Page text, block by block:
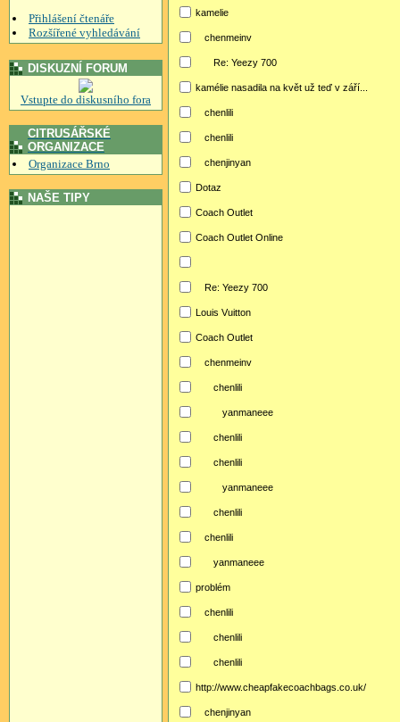
Přihlášení čtenáře
Rozšířené vyhledávání
DISKUZNÍ FORUM
Vstupte do diskusního fora
CITRUSÁŘSKÉ
ORGANIZACE
Organizace Brno
NAŠE TIPY
kamelie
chenmeinv
Re: Yeezy 700
kamélie nasadila na květ už teď v září...
chenlili
chenlili
chenjinyan
Dotaz
Coach Outlet
Coach Outlet Online
Re: Yeezy 700
Louis Vuitton
Coach Outlet
chenmeinv
chenlili
yanmaneee
chenlili
chenlili
yanmaneee
chenlili
chenlili
yanmaneee
problém
chenlili
chenlili
chenlili
http://www.cheapfakecoachbags.co.uk/
chenjinyan